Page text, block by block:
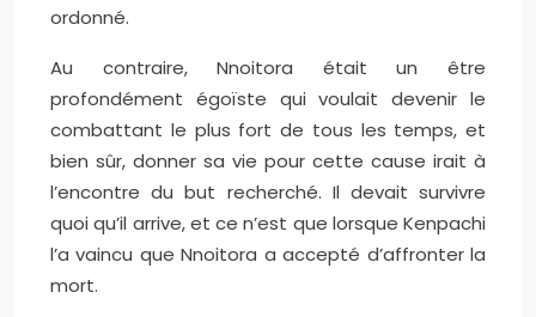
ordonné.
Au contraire, Nnoitora était un être
profondément égoïste qui voulait devenir le
combattant le plus fort de tous les temps, et
bien sûr, donner sa vie pour cette cause irait à
l’encontre du but recherché. Il devait survivre
quoi qu’il arrive, et ce n’est que lorsque Kenpachi
l’a vaincu que Nnoitora a accepté d’affronter la
mort.